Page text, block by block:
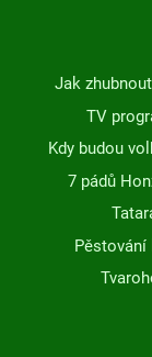
Jak zhubnout
TV
Kdy budou
7 pádů